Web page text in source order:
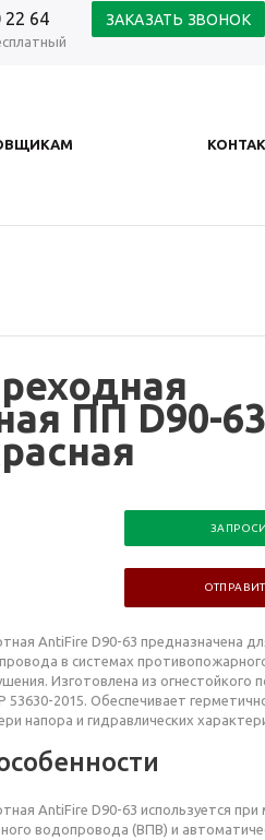
22 64 ЗАКАЗАТЬ ЗВОНОК
ПП D90-63
AntiFire D90-63 предназначена
в системах
Изготовлена из огнестойкого
2015. Обеспечивает
напора и гидравлических
AntiFire D90-63 используется
водопровода (ВПВ) и